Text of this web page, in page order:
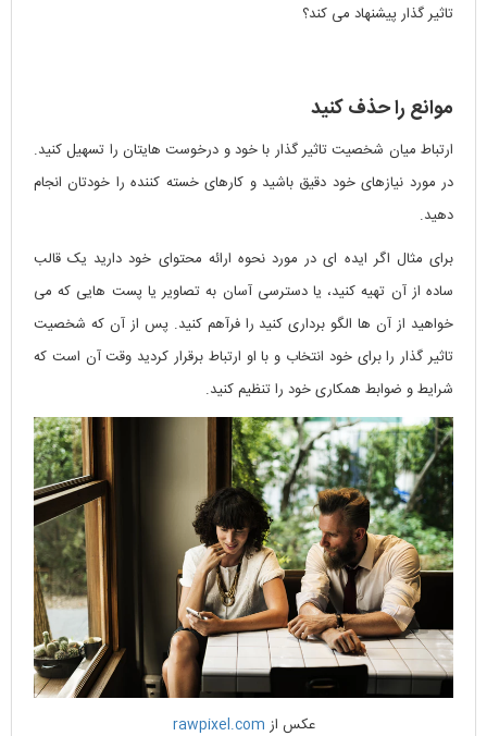
تاثیر گذار پیشنهاد می کند؟
موانع را حذف کنید
ارتباط میان شخصیت تاثیر گذار با خود و درخوست هایتان را تسهیل کنید.
در مورد نیازهای خود دقیق باشید و کارهای خسته کننده را خودتان انجام
دهید.
برای مثال اگر ایده ای در مورد نحوه ارائه محتوای خود دارید یک قالب
ساده از آن تهیه کنید، یا دسترسی آسان به تصاویر یا پست هایی که می
خواهید از آن ها الگو برداری کنید را فرآهم کنید. پس از آن که شخصیت
تاثیر گذار را برای خود انتخاب و با او ارتباط برقرار کردید وقت آن است که
شرایط و ضوابط همکاری خود را تنظیم کنید.
عکس از rawpixel.com